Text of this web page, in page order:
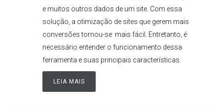
e muitos outros dados de um site. Com essa
solução, a otimização de sites que gerem mais
conversões tornou-se mais fácil. Entretanto, é
necessário entender o funcionamento dessa
ferramenta e suas principais características.
LEIA MAIS